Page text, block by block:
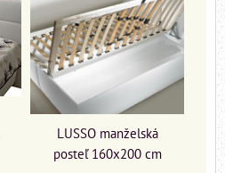
LUSSO manželská
posteľ 160x200 cm